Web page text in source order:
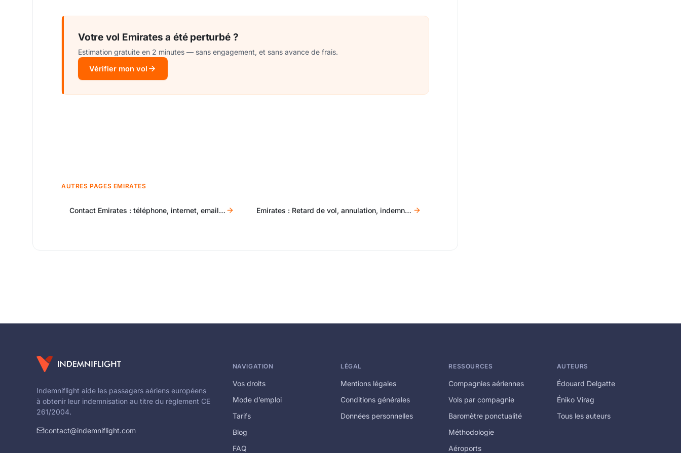
Votre vol Emirates a été perturbé ?
Estimation gratuite en 2 minutes — sans engagement, et sans avance de frais.
Vérifier mon vol
AUTRES PAGES EMIRATES
Contact Emirates : téléphone, internet, email et adresse postale Emirates : Retard de vol, annulation, indemnisation, réclamation, que faire ?
Indemniflight aide les passagers aériens européens
à obtenir leur indemnisation au titre du règlement CE
261/2004.
contact@indemniflight.com
NAVIGATION
Vos droits
Mode d’emploi
Tarifs
Blog
FAQ
LÉGAL
Mentions légales
Conditions générales
Données personnelles
RESSOURCES
Compagnies aériennes
Vols par compagnie
Baromètre ponctualité
Méthodologie
Aéroports
AUTEURS
Édouard Delgatte
Éniko Virag
Tous les auteurs